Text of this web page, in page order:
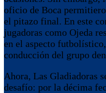
oficio de Boca
el pitazo final. En este
jugadoras como Ojeda
en el aspecto
conducción del grupo
Ahora, Las Gladiadoras
desafío: por la décima